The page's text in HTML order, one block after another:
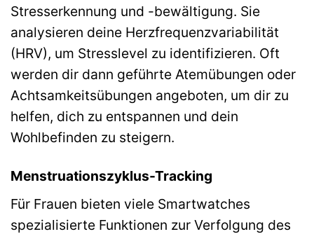
Stresserkennung und -bewältigung. Sie
analysieren deine Herzfrequenzvariabilität
(HRV), um Stresslevel zu identifizieren. Oft
werden dir dann geführte Atemübungen oder
Achtsamkeitsübungen angeboten, um dir zu
helfen, dich zu entspannen und dein
Wohlbefinden zu steigern.
Menstruationszyklus-Tracking
Für Frauen bieten viele Smartwatches
spezialisierte Funktionen zur Verfolgung des